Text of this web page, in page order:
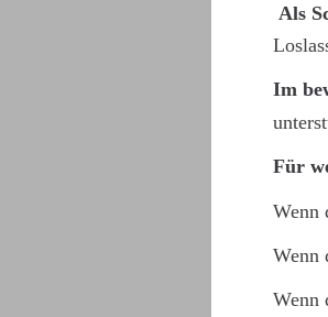
Als
Im
Für
Wenn
Wenn
Wenn